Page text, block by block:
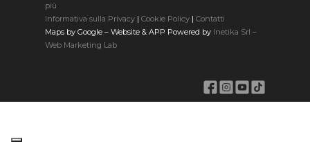
più
Informativa sulla Privacy | Cookie Policy | Contatti
Maps by Google – Website & APP Powered by Inetika Srl –
Web Marketing Lab